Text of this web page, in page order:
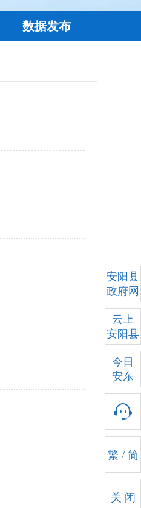
数据发布
安阳县
政府网
云上
安阳县
今日
安东
繁 / 简
关 闭